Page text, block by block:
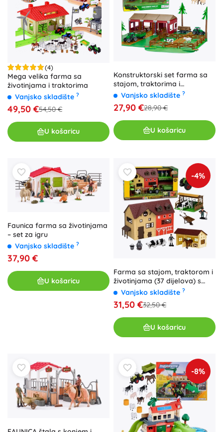
(4)
Mega velika farma sa
životinjama i traktorima
Vanjsko skladište ?
49,50 €54,50 €
U košaricu
Konstruktorski set farma sa
stajom, traktorima i
životinjama – 102 dijela
Vanjsko skladište ?
27,90 €28,90 €
U košaricu
Faunica farma sa životinjama
– set za igru
Vanjsko skladište ?
37,90 €
U košaricu
-4%
Farma sa stajom, traktorom i
životinjama (37 dijelova) s
LED svjetlima
Vanjsko skladište ?
31,50 €32,50 €
U košaricu
-8%